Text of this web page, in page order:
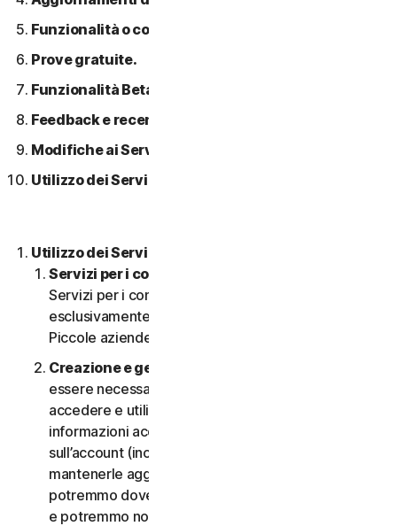
Funzionalità o contenuti di terzi.
Prove gratuite.
Funzionalità Beta.
Feedback e recensioni.
Modifiche ai Servizi.
Utilizzo dei Servizi in una rete.
Utilizzo dei Servizi.
Servizi per i consumatori o aziendali
Servizi per i consumatori sono concepiti e adatti
esclusivamente per i consumatori, non per le
Piccole aziende.
Creazione e gestione di un account.
essere necessario disporre di un account per
accedere e utilizzare i Servizi. È importante fornire
informazioni accurate, complete e aggiornate
sull’account (incluso un indirizzo e-mail valido) e
mantenerle aggiornate. In caso contrario,
potremmo dover sospendere o chiudere l’account
e potremmo non riuscire a inviare notifiche